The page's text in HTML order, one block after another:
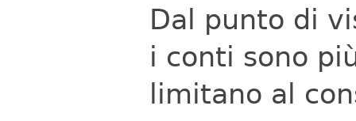
Dal punto di
i conti sono
limitano al